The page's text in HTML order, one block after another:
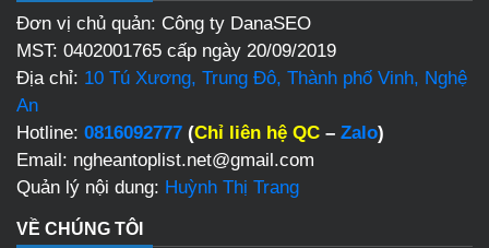
Đơn vị chủ quản: Công ty DanaSEO
MST: 0402001765 cấp ngày 20/09/2019
Địa chỉ: 10 Tú Xương, Trung Đô, Thành phố Vinh, Nghệ
An
Hotline: 0816092777 (Chỉ liên hệ QC – Zalo)
Email: ngheantoplist.net@gmail.com
Quản lý nội dung: Huỳnh Thị Trang
VỀ CHÚNG TÔI